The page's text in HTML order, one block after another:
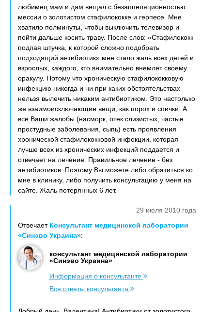
любимец мам и дам вещал с безаппеляционностью
мессии о золотистом стафилококке и герпесе. Мне
хватило полминуты, чтобы выключить телевизор и
пойти дальше косить траву. После слов: «Стафилококк
подлая штучка, к которой сложно подобрать
подходящий антибиотик» мне стало жаль всех детей и
взрослых, каждого, кто внимательно внемлет своему
оракулу. Потому что хроническую стафилококковую
инфекцию никогда и ни при каких обстоятельствах
нельзя вылечить никаким антибиотиком. Это настолько
же взаимоисключающие вещи, как порох и спички. А
все Ваши жалобы (насморк, отек слизистых, частые
простудные заболевания, сыпь) есть проявления
хронической стафилококковой инфекции, которая
лучше всех из хронических инфекций поддается и
отвечает на лечение. Правильное лечение - без
антибиотиков. Поэтому Вы можете либо обратиться ко
мне в клинику, либо получить консультацию у меня на
сайте. Жаль потерянных 6 лет.
29 июля 2010 года
Отвечает Консультант медицинской лаборатории
«Синэво Украина»:
консультант медицинской лаборатории
«Синэво Украина»
Информация о консультанте
Все ответы консультанта